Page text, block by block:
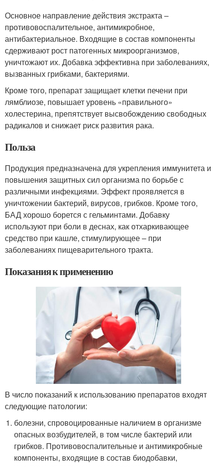
Основное направление действия экстракта –
противовоспалительное, антимикробное,
антибактериальное. Входящие в состав компоненты
сдерживают рост патогенных микроорганизмов,
уничтожают их. Добавка эффективна при заболеваниях,
вызванных грибками, бактериями.
Кроме того, препарат защищает клетки печени при
лямблиозе, повышает уровень «правильного»
холестерина, препятствует высвобождению свободных
радикалов и снижает риск развития рака.
Польза
Продукция предназначена для укрепления иммунитета и
повышения защитных сил организма по борьбе с
различными инфекциями. Эффект проявляется в
уничтожении бактерий, вирусов, грибков. Кроме того,
БАД хорошо борется с гельминтами. Добавку
используют при боли в деснах, как отхаркивающее
средство при кашле, стимулирующее – при
заболеваниях пищеварительного тракта.
Показания к применению
В число показаний к использованию препаратов входят
следующие патологии:
болезни, спровоцированные наличием в организме
опасных возбудителей, в том числе бактерий или
грибков. Противовоспалительные и антимикробные
компоненты, входящие в состав биодобавки,